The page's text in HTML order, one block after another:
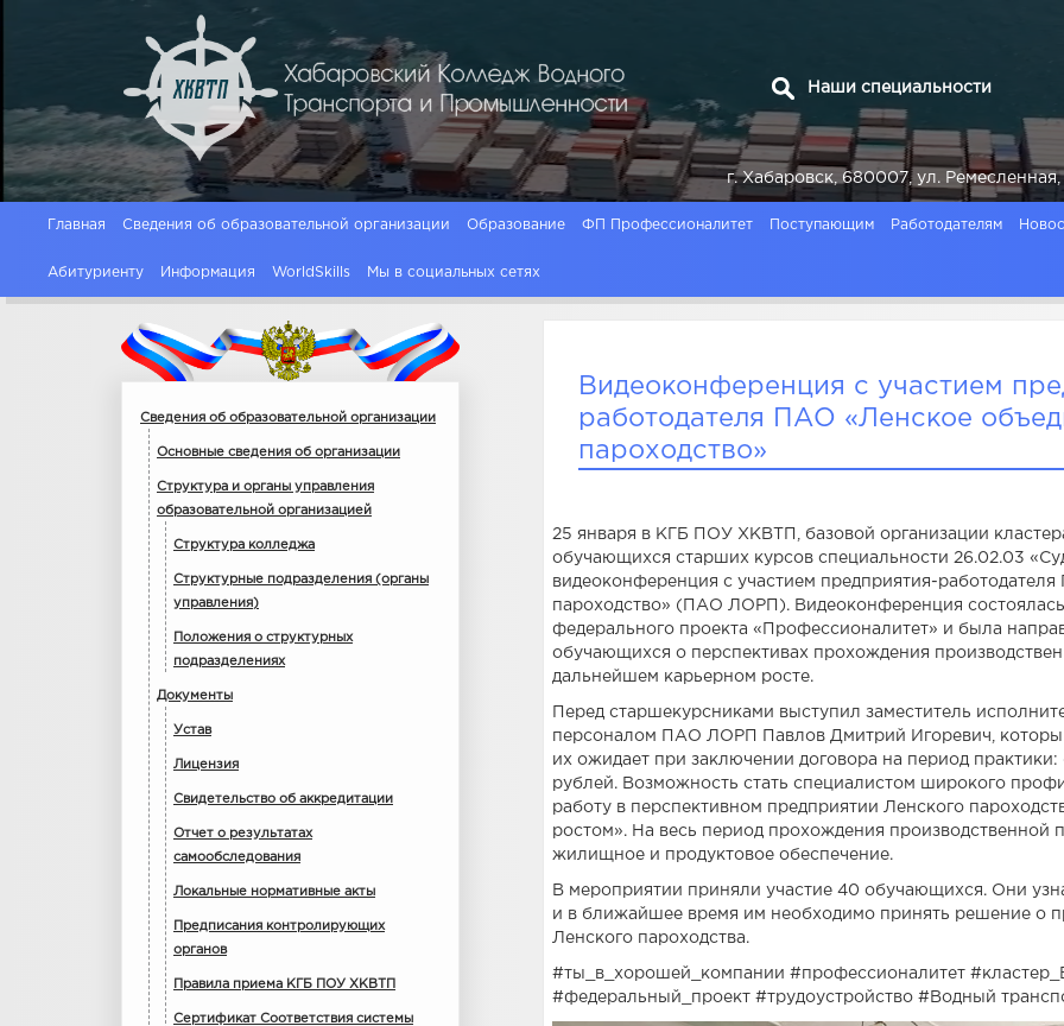
Наши специальности
г. Хабаровск, 680007, ул.
Главная Сведения об образовательной организации Образование ФП Профессионалитет Поступающим Работодателям
Абитуриенту Информация WorldSkills Мы в социальных сетях
Сведения об образовательной организации
Основные сведения об организации
Структура и органы управления
образовательной организацией
Структура колледжа
Структурные подразделения (органы
управления)
Положения о структурных
подразделениях
Документы
Устав
Лицензия
Свидетельство об аккредитации
Отчет о результатах
самообследования
Локальные нормативные акты
Предписания контролирующих
органов
Правила приема КГБ ПОУ ХКВТП
Сертификат Соответствия системы
Видеоконференция с участием
работодателя ПАО «Ленское
пароходство»
25 января в КГБ ПОУ ХКВТП, базовой организации
обучающихся старших курсов специальности 26.02.03
видеоконференция с участием предприятия-
пароходство» (ПАО ЛОРП). Видеоконференция состоялась
федерального проекта «Профессионалитет» и была
обучающихся о перспективах прохождения
дальнейшем карьерном росте.
Перед старшекурсниками выступил заместитель
персоналом ПАО ЛОРП Павлов Дмитрий Игоревич,
их ожидает при заключении договора на период
рублей. Возможность стать специалистом широкого
работу в перспективном предприятии Ленского
ростом». На весь период прохождения
жилищное и продуктовое обеспечение.
В мероприятии приняли участие 40 обучающихся. Они
и в ближайшее время им необходимо принять решение о
Ленского пароходства.
#ты_в_хорошей_компании #профессионалитет
#федеральный_проект #трудоустройство #Водный